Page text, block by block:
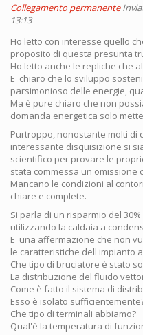
Collegamento permanente
13:13
Ho letto con interesse quello
proposito di questa presunta
Ho letto anche le repliche che
E' chiaro che lo sviluppo
parsimonioso delle energie,
Ma è pure chiaro che non
domanda energetica solo
Purtroppo, nonostante molti di
interessante disquisizione si
scientifico per provare le
stata commessa un'omissione
Mancano le condizioni al
chiare e complete.
Si parla di un risparmio del
utilizzando la caldaia a
E' una affermazione che non
le caratteristiche dell'impianto
Che tipo di bruciatore è stato
La distribuzione del fluido
Come è fatto il sistema di
Esso è isolato
Che tipo di terminali abbiamo?
Qual'è la temperatura di